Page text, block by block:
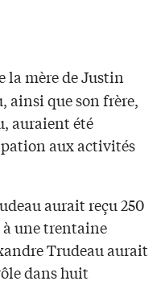
la mère de Justin
ainsi que son frère,
auraient été
aux activités
aurait reçu 250
une trentaine
Trudeau aurait
dans huit